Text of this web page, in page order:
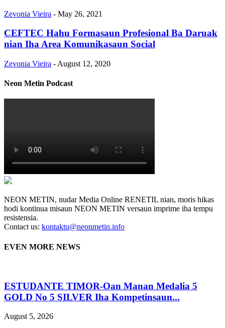
Zevonia Vieira - May 26, 2021
CEFTEC Hahu Formasaun Profesional Ba Daruak
nian Iha Area Komunikasaun Social
Zevonia Vieira - August 12, 2020
Neon Metin Podcast
NEON METIN, nudar Media Online RENETIL nian, moris hikas
hodi kontinua misaun NEON METIN versaun imprime iha tempu
resistensia.
Contact us: kontaktu@neonmetin.info
EVEN MORE NEWS
ESTUDANTE TIMOR-Oan Manan Medalia 5
GOLD No 5 SILVER Iha Kompetinsaun...
August 5, 2026